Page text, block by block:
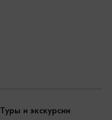
Туры и экскурсии